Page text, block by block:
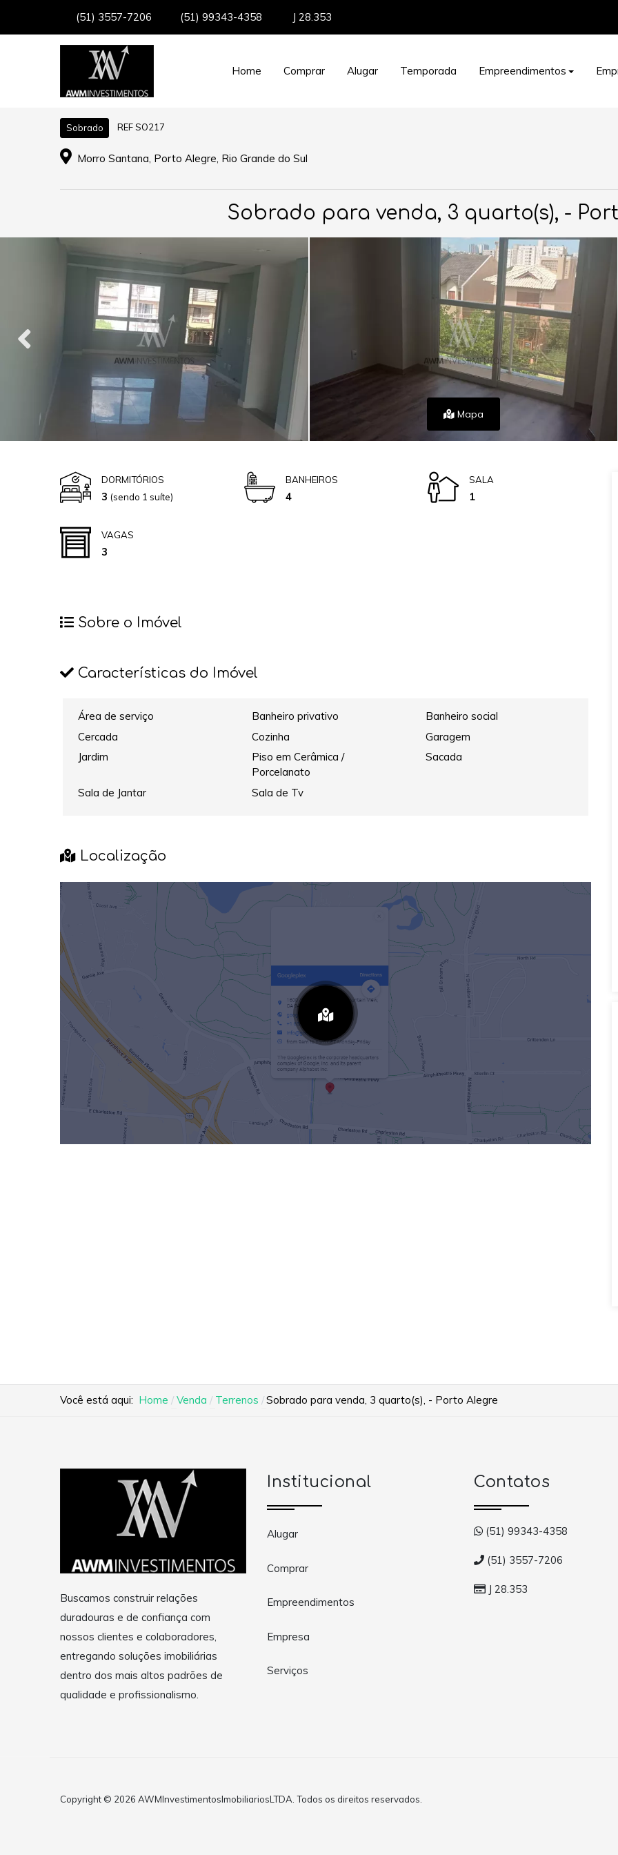
(51) 3557-7206 (51) 99343-4358 J 28.353
Home Comprar Alugar Temporada Empreendimentos
Sobrado REF SO217
Morro Santana, Porto Alegre, Rio Grande do Sul
Sobrado para venda, 3 quarto(s), -
Mapa
DORMITÓRIOS
3 (sendo 1 suíte)
BANHEIROS
4
SALA
1
VAGAS
3
Sobre o Imóvel
Características do Imóvel
Área de serviço Banheiro privativo
Banheiro social
Cercada
Cozinha
Garagem
Jardim
Piso em Cerâmica /
Porcelanato
Sacada
Sala de Jantar Sala de Tv
Localização
Você está aqui: Home Venda Terrenos Sobrado para venda, 3 quarto(s), - Porto Alegre
Buscamos construir relações
duradouras e de confiança com
nossos clientes e colaboradores,
entregando soluções imobiliárias
dentro dos mais altos padrões de
qualidade e profissionalismo.
Institucional
Alugar
Comprar
Empreendimentos
Empresa
Serviços
Contatos
(51) 99343-4358
(51) 3557-7206
J 28.353
Copyright © 2026 AWMInvestimentosImobiliariosLTDA. Todos os direitos reservados.